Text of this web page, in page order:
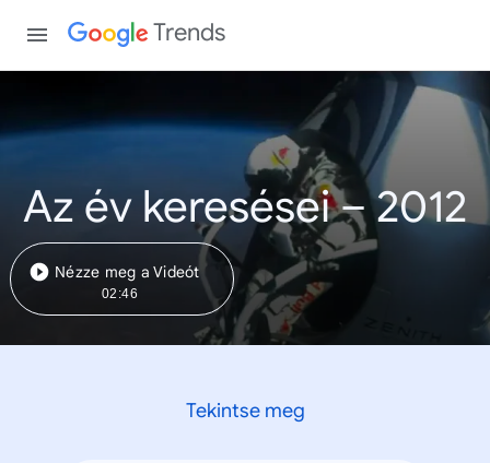
Trends
Az év keresései – 2012
Nézze meg a Videót
02:46
Tekintse meg